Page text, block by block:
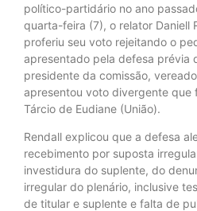
político-partidário no ano
quarta-feira (7), o relator Daniell
proferiu seu voto rejeitando o
apresentado pela defesa prévia
presidente da comissão,
apresentou voto divergente que
Tárcio de Eudiane (União).
Rendall explicou que a defesa
recebimento por suposta
investidura do suplente, do
irregular do plenário, inclusive
de titular e suplente e falta de